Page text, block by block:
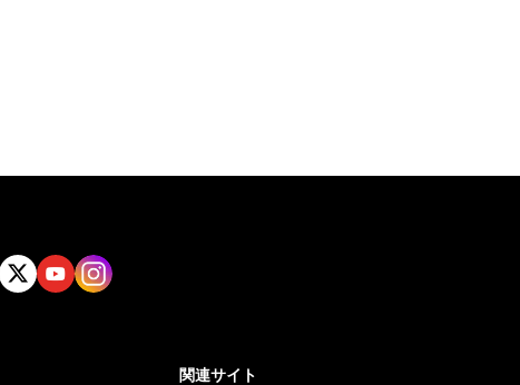
関連サイト